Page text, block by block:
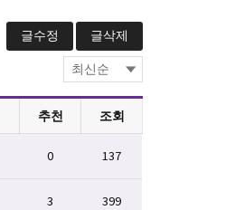
글수정 글삭제
추천 조회
0 137
3 399